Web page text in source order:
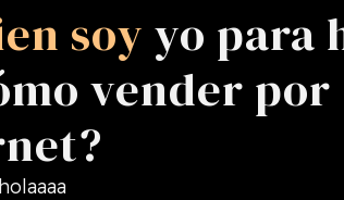
soy yo para
vender por